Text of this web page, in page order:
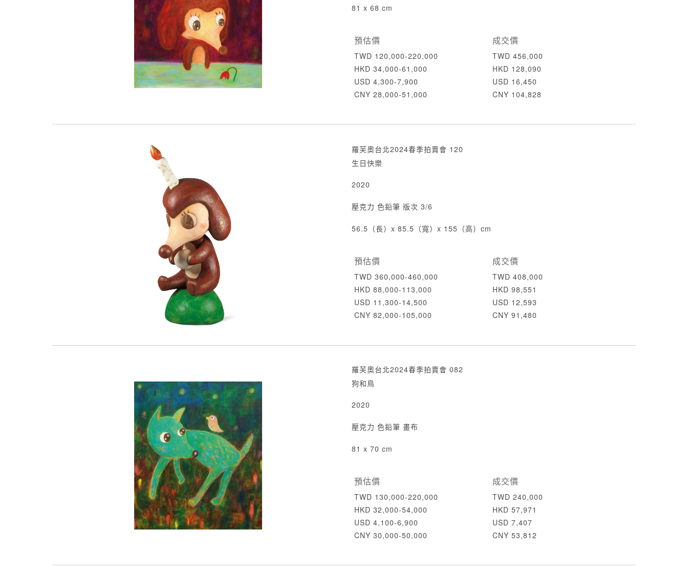
81 x 68 cm
預估價
TWD 120,000-220,000
HKD 34,000-61,000
USD 4,300-7,900
CNY 28,000-51,000
成交價
TWD 456,000
HKD 128,090
USD 16,450
CNY 104,828
羅芙奧台北2024春季拍賣會 120
生日快樂
2020
壓克力 色鉛筆 版次 3/6
56.5（長）x 85.5（寬）x 155（高）cm
預估價
TWD 360,000-460,000
HKD 88,000-113,000
USD 11,300-14,500
CNY 82,000-105,000
成交價
TWD 408,000
HKD 98,551
USD 12,593
CNY 91,480
羅芙奧台北2024春季拍賣會 082
狗和鳥
2020
壓克力 色鉛筆 畫布
81 x 70 cm
預估價
TWD 130,000-220,000
HKD 32,000-54,000
USD 4,100-6,900
CNY 30,000-50,000
成交價
TWD 240,000
HKD 57,971
USD 7,407
CNY 53,812